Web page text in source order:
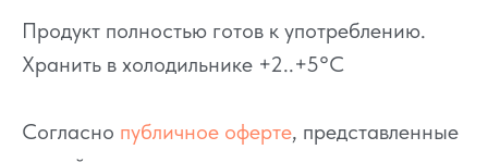
Продукт полностью готов к употреблению.
Хранить в холодильнике +2..+5°C
Согласно публичное оферте, представленные